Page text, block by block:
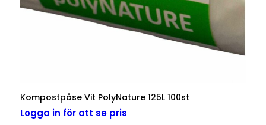
Kompostpåse Vit PolyNature 125L 100st
Logga in för att se pris